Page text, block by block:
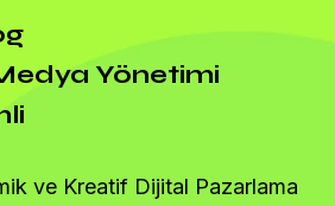
Yönetimi
ve Kreatif Dijital Pazarlama